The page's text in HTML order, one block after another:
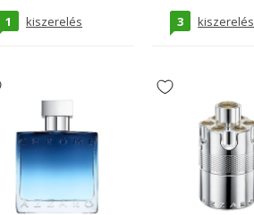
1 kiszerelés 3 kiszerelés